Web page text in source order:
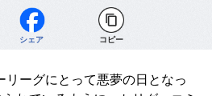
シェア コピー
ーグにとって悪夢の日となっ